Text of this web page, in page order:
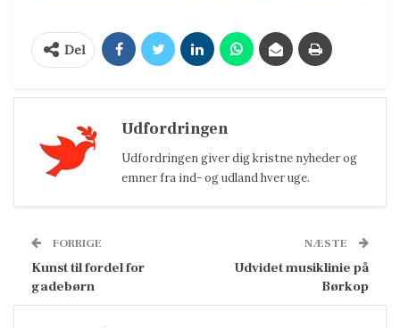
Del
Udfordringen
Udfordringen giver dig kristne nyheder og
emner fra ind- og udland hver uge.
FORRIGE
Kunst til fordel for
gadebørn
NÆSTE
Udvidet musiklinie på
Børkop